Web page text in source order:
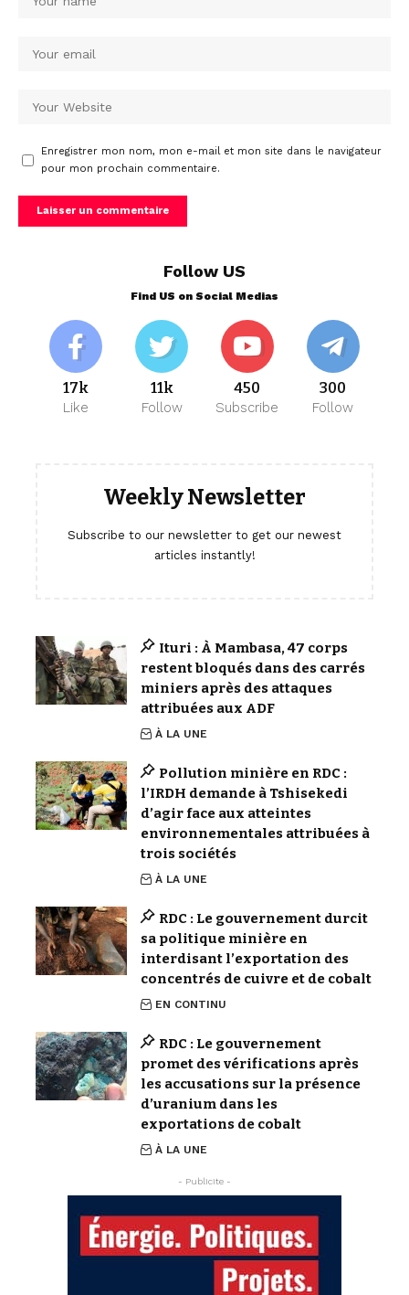
Enregistrer mon nom, mon e-mail et mon site dans le navigateur
pour mon prochain commentaire.
Follow US
Find US on Social Medias
17k
Like
11k
Follow
450
Subscribe
300
Follow
Weekly Newsletter
Subscribe to our newsletter to get our newest
articles instantly!
Ituri : À Mambasa, 47 corps
restent bloqués dans des carrés
miniers après des attaques
attribuées aux ADF
À LA UNE
Pollution minière en RDC :
l’IRDH demande à Tshisekedi
d’agir face aux atteintes
environnementales attribuées à
trois sociétés
À LA UNE
RDC : Le gouvernement durcit
sa politique minière en
interdisant l’exportation des
concentrés de cuivre et de cobalt
EN CONTINU
RDC : Le gouvernement
promet des vérifications après
les accusations sur la présence
d’uranium dans les
exportations de cobalt
À LA UNE
- Publicite -